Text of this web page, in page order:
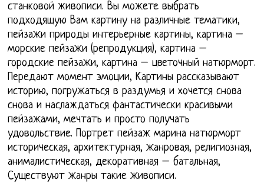
станковой живописи. Вы можете выбрать
подходящую Вам картину на различные тематики,
пейзажи природы интерьерные картины, картина –
морские пейзажи (репродукция), картина –
городские пейзажи, картина – цветочный натюрморт.
Передают момент эмоции, Картины рассказывают
историю, погружаться в раздумья и хочется снова
снова и наслаждаться фантастически красивыми
пейзажами, мечтать и просто получать
удовольствие. Портрет пейзаж марина натюрморт
историческая, архитектурная, жанровая, религиозная,
анималистическая, декоративная – батальная,
Существуют жанры такие живописи.